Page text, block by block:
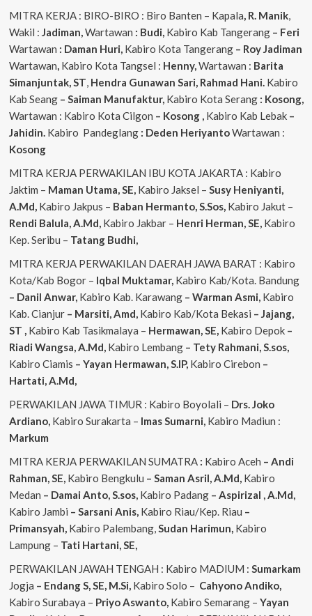
MITRA KERJA : BIRO-BIRO : Biro Banten – Kapala, R. Manik,
Wakil : Jadiman,Wartawan : Budi, Kabiro Kab Tangerang– Feri
Wartawan : Daman Huri, Kabiro Kota Tangerang– Roy Jadiman
Wartawan, Kabiro Kota Tangsel : Henny,Wartawan : Barita
Simanjuntak, ST, Hendra Gunawan Sari, Rahmad Hani. Kabiro
Kab Seang– Saiman Manufaktur, Kabiro Kota Serang : Kosong,
Wartawan : Kabiro Kota Cilgon – Kosong , Kabiro Kab Lebak–
Jahidin. Kabiro Pandeglang : Deden HeriyantoWartawan :
Kosong
MITRA KERJA PERWAKILAN IBU KOTA JAKARTA : Kabiro
Jaktim – Maman Utama, SE, Kabiro Jaksel – Susy Heniyanti,
A.Md, Kabiro Jakpus – Baban Hermanto, S.Sos, Kabiro Jakut –
Rendi Balula, A.Md, Kabiro Jakbar – Henri Herman, SE, Kabiro
Kep. Seribu – Tatang Budhi,
MITRA KERJA PERWAKILAN DAERAH JAWA BARAT : Kabiro
Kota/Kab Bogor – Iqbal Muktamar, Kabiro Kab/Kota. Bandung
– Danil Anwar, Kabiro Kab. Karawang – Warman Asmi, Kabiro
Kab. Cianjur– Marsiti, Amd, Kabiro Kab/Kota Bekasi – Jajang,
ST , Kabiro Kab Tasikmalaya – Hermawan, SE, Kabiro Depok–
Riadi Wangsa, A.Md, Kabiro Lembang– Tety Rahmani, S.sos,
Kabiro Ciamis – Yayan Hermawan, S.IP, Kabiro Cirebon –
Hartati, A.Md,
PERWAKILAN JAWA TIMUR : Kabiro Boyolali – Drs. Joko
Ardiano, Kabiro Surakarta – ImasSumarni, Kabiro Madiun :
Markum
MITRA KERJA PERWAKILAN SUMATRA : Kabiro Aceh – Andi
Rahman, SE, Kabiro Bengkulu – Saman Asril, A.Md, Kabiro
Medan – Damai Anto, S.sos, Kabiro Padang– Aspirizal , A.Md,
Kabiro Jambi – Sarsani Anis, Kabiro Riau/Kep. Riau –
Primansyah, Kabiro Palembang,Sudan Harimun, Kabiro
Lampung – Tati Hartani, SE,
PERWAKILAN JAWAH TENGAH : Kabiro MADIUM : Sumarkam
Jogja – Endang S, SE, M.Si, Kabiro Solo – CahyonoAndiko,
Kabiro Surabaya – PriyoAswanto, Kabiro Semarang – Yayan